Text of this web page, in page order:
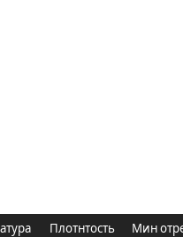
Плотнтость Мин